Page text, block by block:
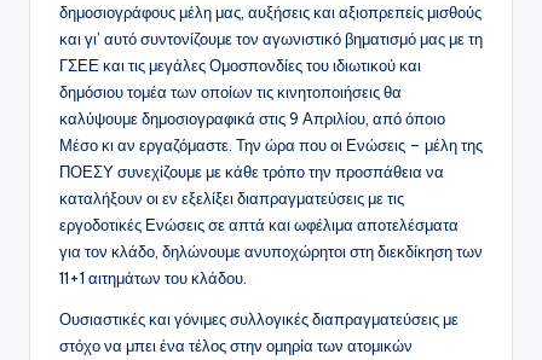
δημοσιογράφους μέλη μας, αυξήσεις και αξιοπρεπείς μισθούς
και γι’ αυτό συντονίζουμε τον αγωνιστικό βηματισμό μας με τη
ΓΣΕΕ και τις μεγάλες Ομοσπονδίες του ιδιωτικού και
δημόσιου τομέα των οποίων τις κινητοποιήσεις θα
καλύψουμε δημοσιογραφικά στις 9 Απριλίου, από όποιο
Μέσο κι αν εργαζόμαστε. Την ώρα που οι Ενώσεις – μέλη της
ΠΟΕΣΥ συνεχίζουμε με κάθε τρόπο την προσπάθεια να
καταλήξουν οι εν εξελίξει διαπραγματεύσεις με τις
εργοδοτικές Ενώσεις σε απτά και ωφέλιμα αποτελέσματα
για τον κλάδο, δηλώνουμε ανυποχώρητοι στη διεκδίκηση των
11+1 αιτημάτων του κλάδου.
Ουσιαστικές και γόνιμες συλλογικές διαπραγματεύσεις με
στόχο να μπει ένα τέλος στην ομηρία των ατομικών